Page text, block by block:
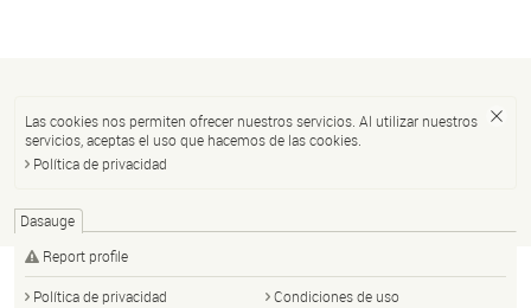
Las cookies nos permiten ofrecer nuestros servicios. Al utilizar nuestros
servicios, aceptas el uso que hacemos de las cookies.
Política de privacidad
Dasauge
Report profile
Política de privacidad
Condiciones de uso